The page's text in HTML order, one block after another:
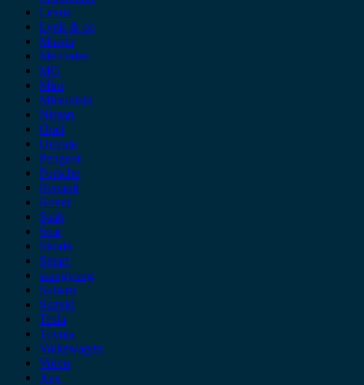
Lexus
Lynk & co
Mazda
Mercedes
MG
Mini
Mitsubishi
Nissan
Opel
Omoda
Peugeot
Porsche
Renault
Rover
Saab
Seat
Skoda
Smart
ssangyong
Subaru
Suzuki
Tesla
Toyota
Volkswagen
Volvo
Xev